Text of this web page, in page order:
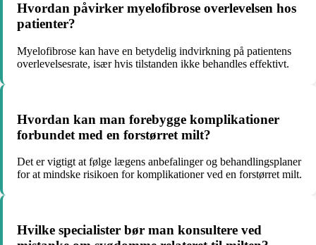
Hvordan påvirker myelofibrose overlevelsen hos
patienter?
Myelofibrose kan have en betydelig indvirkning på patientens
overlevelsesrate, især hvis tilstanden ikke behandles effektivt.
Hvordan kan man forebygge komplikationer
forbundet med en forstørret milt?
Det er vigtigt at følge lægens anbefalinger og behandlingsplaner
for at mindske risikoen for komplikationer ved en forstørret milt.
Hvilke specialister bør man konsultere ved